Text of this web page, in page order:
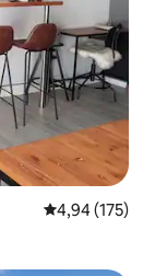
Évaluation
4,94 (175)